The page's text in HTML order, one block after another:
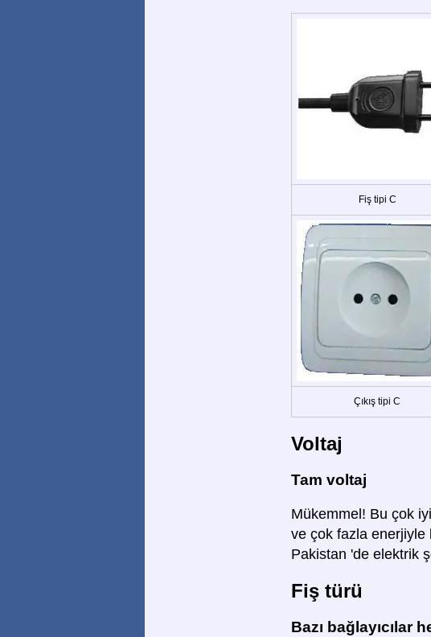
Fiş tipi C
Çıkış tipi C
Voltaj
Tam voltaj
Mükemmel! Bu çok
ve çok fazla enerjiyle
Pakistan 'de elektrik
Fiş türü
Bazı bağlayıcılar